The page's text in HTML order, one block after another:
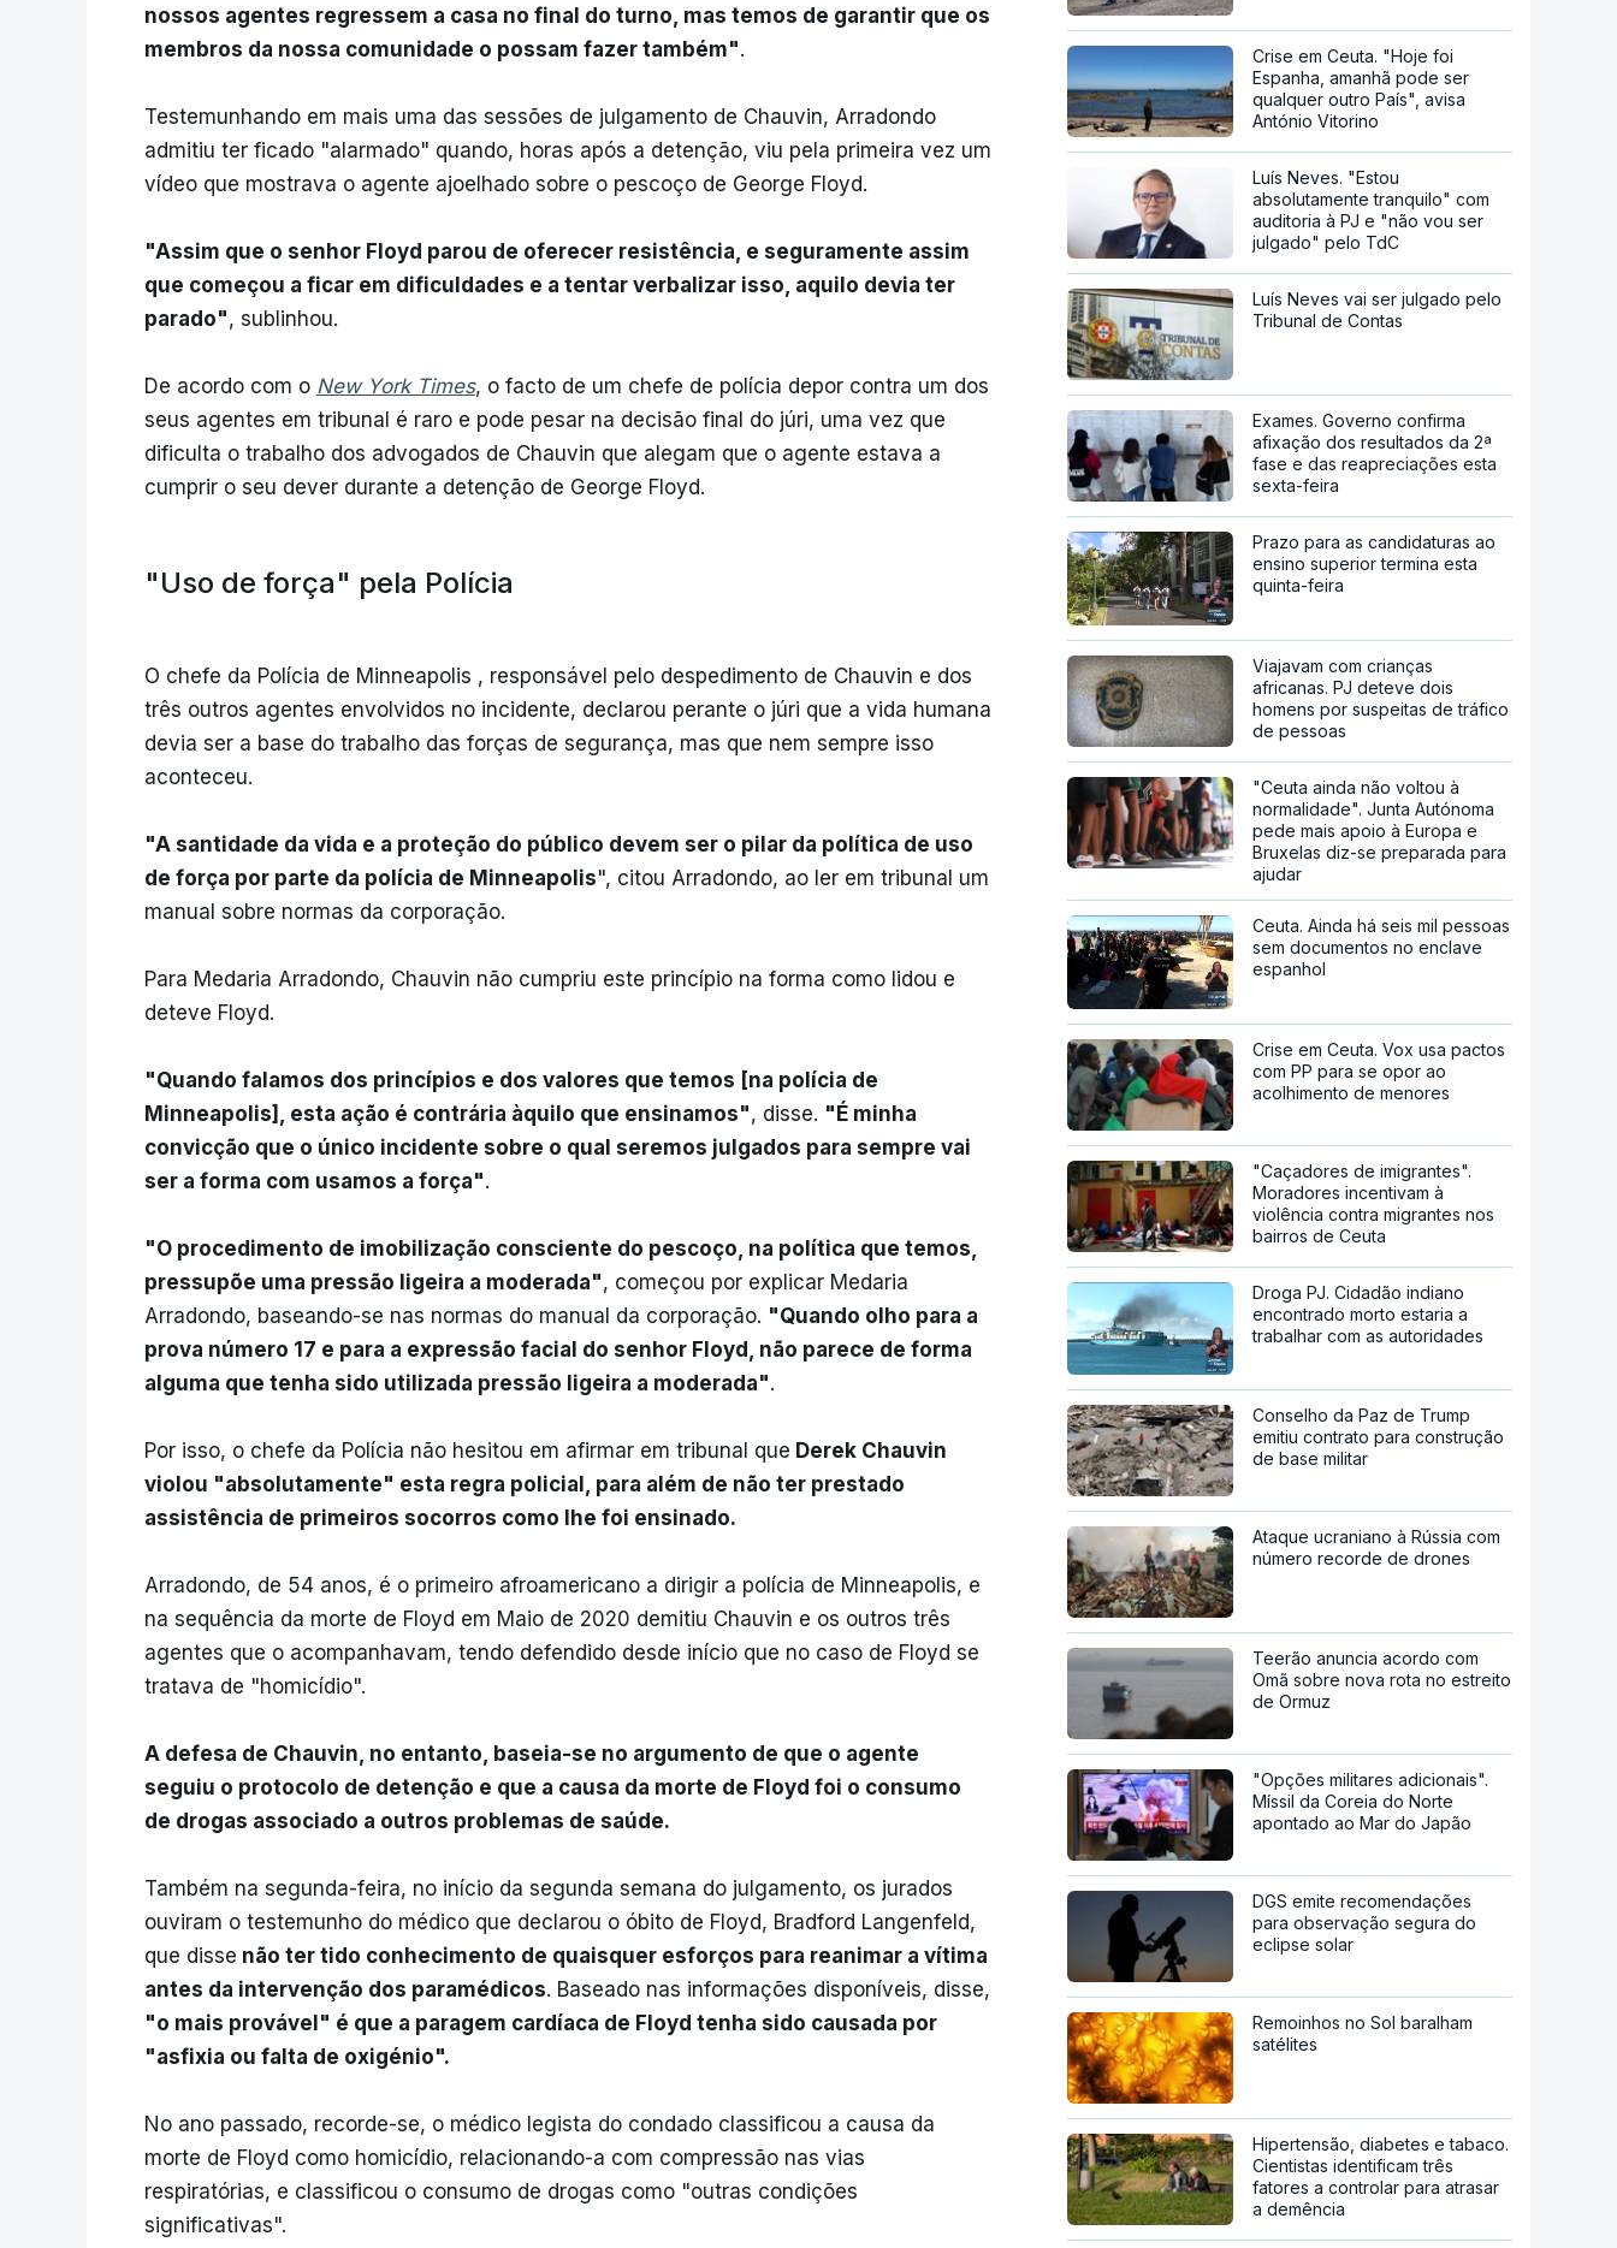
nossos agentes regressem a casa no final do turno, mas temos de garantir que os
membros da nossa comunidade o possam fazer também".
Testemunhando em mais uma das sessões de julgamento de Chauvin, Arradondo
admitiu ter ficado "alarmado" quando, horas após a detenção, viu pela primeira vez um
vídeo que mostrava o agente ajoelhado sobre o pescoço de George Floyd.
"Assim que o senhor Floyd parou de oferecer resistência, e seguramente assim
que começou a ficar em dificuldades e a tentar verbalizar isso, aquilo devia ter
parado", sublinhou.
De acordo com o New York Times, o facto de um chefe de polícia depor contra um dos
seus agentes em tribunal é raro e pode pesar na decisão final do júri, uma vez que
dificulta o trabalho dos advogados de Chauvin que alegam que o agente estava a
cumprir o seu dever durante a detenção de George Floyd.
"Uso de força" pela Polícia
O chefe da Polícia de Minneapolis , responsável pelo despedimento de Chauvin e dos
três outros agentes envolvidos no incidente, declarou perante o júri que a vida humana
devia ser a base do trabalho das forças de segurança, mas que nem sempre isso
aconteceu.
"A santidade da vida e a proteção do público devem ser o pilar da política de uso
de força por parte da polícia de Minneapolis", citou Arradondo, ao ler em tribunal um
manual sobre normas da corporação.
Para Medaria Arradondo, Chauvin não cumpriu este princípio na forma como lidou e
deteve Floyd.
"Quando falamos dos princípios e dos valores que temos [na polícia de
Minneapolis], esta ação é contrária àquilo que ensinamos", disse. "É minha
convicção que o único incidente sobre o qual seremos julgados para sempre vai
ser a forma com usamos a força".
"O procedimento de imobilização consciente do pescoço, na política que temos,
pressupõe uma pressão ligeira a moderada", começou por explicar Medaria
Arradondo, baseando-se nas normas do manual da corporação. "Quando olho para a
prova número 17 e para a expressão facial do senhor Floyd, não parece de forma
alguma que tenha sido utilizada pressão ligeira a moderada".
Por isso, o chefe da Polícia não hesitou em afirmar em tribunal que Derek Chauvin
violou "absolutamente" esta regra policial, para além de não ter prestado
assistência de primeiros socorros como lhe foi ensinado.
Arradondo, de 54 anos, é o primeiro afroamericano a dirigir a polícia de Minneapolis, e
na sequência da morte de Floyd em Maio de 2020 demitiu Chauvin e os outros três
agentes que o acompanhavam, tendo defendido desde início que no caso de Floyd se
tratava de "homicídio".
A defesa de Chauvin, no entanto, baseia-se no argumento de que o agente
seguiu o protocolo de detenção e que a causa da morte de Floyd foi o consumo
de drogas associado a outros problemas de saúde.
Também na segunda-feira, no início da segunda semana do julgamento, os jurados
ouviram o testemunho do médico que declarou o óbito de Floyd, Bradford Langenfeld,
que disse não ter tido conhecimento de quaisquer esforços para reanimar a vítima
antes da intervenção dos paramédicos. Baseado nas informações disponíveis, disse,
"o mais provável" é que a paragem cardíaca de Floyd tenha sido causada por
"asfixia ou falta de oxigénio".
No ano passado, recorde-se, o médico legista do condado classificou a causa da
morte de Floyd como homicídio, relacionando-a com compressão nas vias
respiratórias, e classificou o consumo de drogas como "outras condições
significativas".
Crise em Ceuta. "Hoje foi
Espanha, amanhã pode ser
qualquer outro País", avisa
António Vitorino
Luís Neves. "Estou
absolutamente tranquilo" com
auditoria à PJ e "não vou ser
julgado" pelo TdC
Luís Neves vai ser julgado pelo
Tribunal de Contas
Exames. Governo confirma
afixação dos resultados da 2ª
fase e das reapreciações esta
sexta-feira
Prazo para as candidaturas ao
ensino superior termina esta
quinta-feira
Viajavam com crianças
africanas. PJ deteve dois
homens por suspeitas de tráfico
de pessoas
"Ceuta ainda não voltou à
normalidade". Junta Autónoma
pede mais apoio à Europa e
Bruxelas diz-se preparada para
ajudar
Ceuta. Ainda há seis mil pessoas
sem documentos no enclave
espanhol
Crise em Ceuta. Vox usa pactos
com PP para se opor ao
acolhimento de menores
"Caçadores de imigrantes".
Moradores incentivam à
violência contra migrantes nos
bairros de Ceuta
Droga PJ. Cidadão indiano
encontrado morto estaria a
trabalhar com as autoridades
Conselho da Paz de Trump
emitiu contrato para construção
de base militar
Ataque ucraniano à Rússia com
número recorde de drones
Teerão anuncia acordo com
Omã sobre nova rota no estreito
de Ormuz
"Opções militares adicionais".
Míssil da Coreia do Norte
apontado ao Mar do Japão
DGS emite recomendações
para observação segura do
eclipse solar
Remoinhos no Sol baralham
satélites
Hipertensão, diabetes e tabaco.
Cientistas identificam três
fatores a controlar para atrasar
a demência